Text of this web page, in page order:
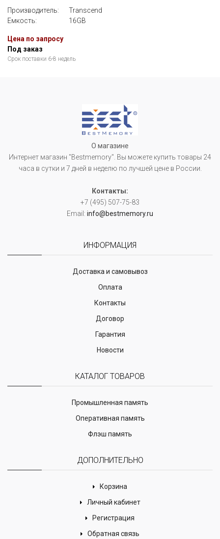
Производитель:
Transcend
Емкость:
16GB
Цена по запросу
Под заказ
Срок поставки 6-8 недель
О магазине
Интернет магазин "Bestmemory". Вы можете купить товары 24
часа в сутки и 7 дней в неделю по лучшей цене в России.
Контакты:
+7 (495) 507-75-83
Email: info@bestmemory.ru
ИНФОРМАЦИЯ
Доставка и самовывоз
Оплата
Контакты
Договор
Гарантия
Новости
КАТАЛОГ ТОВАРОВ
Промышленная память
Оперативная память
Флэш память
ДОПОЛНИТЕЛЬНО
Корзина
Личный кабинет
Регистрация
Обратная связь